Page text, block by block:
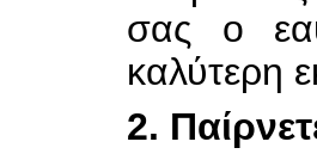
σας ο
καλύτερη
2.